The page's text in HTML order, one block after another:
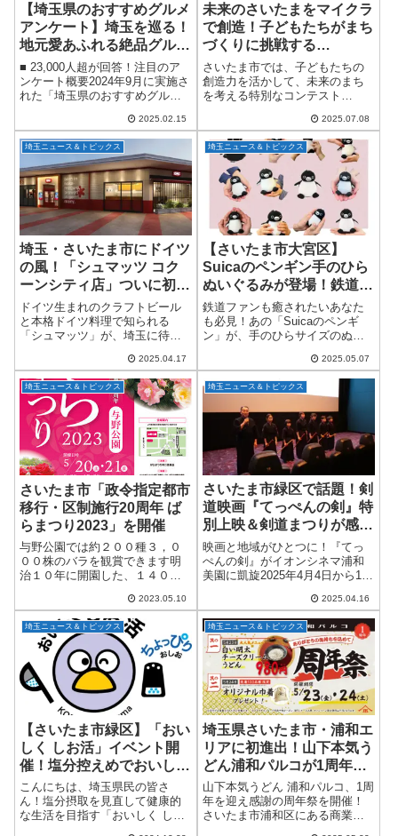
【埼玉県のおすすめグルメ
アンケート】埼玉を巡る！
地元愛あふれる絶品グルメ
調査速報
■ 23,000人超が回答！注目のア
ンケート概要2024年9月に実施さ
れた「埼玉県のおすすめグル
合計23,043名もの方々が回答し
ました。運営元はスマートフォ
ンアプリ「QR/バーコードリー...
2025.02.15
未来のさいたまをマイクラ
で創造！子どもたちがまち
づくりに挑戦する
「SAITAMA Minecraft
AWARD 2025」開催
さいたま市では、子どもたちの
創造力を活かして、未来のまち
を考える特別なコンテスト
2025」を開催します！昨年度に
引き続き、今年も「マインクラ
フト」を舞台に、さいたま市...
2025.07.08
埼玉ニュース＆トピックス
埼玉・さいたま市にドイツ
の風！「シュマッツ コク
ーンシティ店」ついに初上
陸、ドイツ×イタリアンの
贅沢グルメが楽しめる注目
スポットが誕生！
ドイツ生まれのクラフトビール
と本格ドイツ料理で知られる
「シュマッツ」が、埼玉に待望
（水）、さいたま市・コクーン
シティにて、ブランド初となる
パスタ・ピザ・グリル料理専門
店「シュマッツ コク...
2025.04.17
埼玉ニュース＆トピックス
【さいたま市大宮区】
Suicaのペンギン手のひら
ぬいぐるみが登場！鉄道博
物館で買える限定感たっぷ
りの癒しグッズ
鉄道ファンも癒されたいあなた
も必見！あの「Suicaのペンギ
ン」が、手のひらサイズのぬい
売は2025年5月9日（金）から。
ふわっと優しい手触りと、コロ
ン♪と鳴る鈴の音に癒されること
間違いな...
2025.05.07
埼玉ニュース＆トピックス
さいたま市「政令指定都市
移行・区制施行20周年 ば
らまつり2023」を開催
与野公園では約２００種３，０
００株のバラを観賞できます明
治１０年に開園した、１４０年
ラの開花時期に合わせて開催し
ている「ばらまつり」。本年
は、バラの苗木販売やステージ
イベント等が復活し、４...
2023.05.10
埼玉ニュース＆トピックス
さいたま市緑区で話題！剣
道映画『てっぺんの剣』特
別上映＆剣道まつりが感動
のフィナーレ！
映画と地域がひとつに！『てっ
ぺんの剣』がイオンシネマ浦和
美園に凱旋2025年4月4日から10
イオンシネマ浦和美園で特別上
映された剣道映画『てっぺんの
剣』が、地域の剣道ファンを熱
く沸かせまし...
2025.04.16
埼玉ニュース＆トピックス
【さいたま市緑区】「おい
しく しお活」イベント開
催！塩分控えめでおいしく
健康に
こんにちは、埼玉県民の皆さ
ん！塩分摂取を見直して健康的
な生活を目指す「おいしく しお
埼玉ニュース＆トピックス
埼玉県さいたま市・浦和エ
リアに初進出！山下本気う
どん浦和パルコが1周年
「本気の讃岐うどん」周年
祭開催
山下本気うどん 浦和パルコ、1周
年を迎え感謝の周年祭を開催！
さいたま市浦和区にある商業施